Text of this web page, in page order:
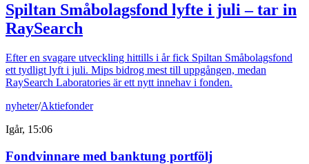
Spiltan Småbolagsfond lyfte i juli – tar in
RaySearch
Efter en svagare utveckling hittills i år fick Spiltan Småbolagsfond
ett tydligt lyft i juli. Mips bidrog mest till uppgången, medan
RaySearch Laboratories är ett nytt innehav i fonden.
nyheter/Aktiefonder
Igår, 15:06
Fondvinnare med banktung portfölj